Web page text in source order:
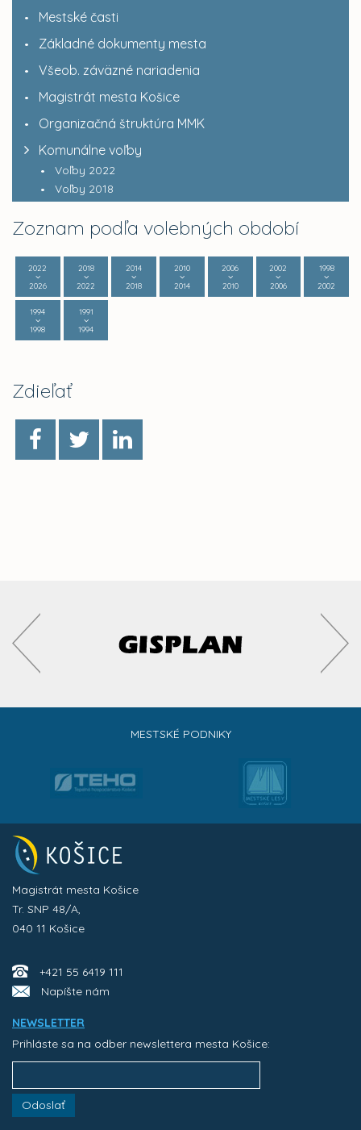
Mestské časti
Základné dokumenty mesta
Všeob. záväzné nariadenia
Magistrát mesta Košice
Organizačná štruktúra MMK
Komunálne voľby
Voľby 2022
Voľby 2018
Zoznam podľa volebných období
2022
2026
2018
2022
2014
2018
2010
2014
2006
2010
2002
2006
1998
2002
1994
1998
1991
1994
Zdieľať
MESTSKÉ PODNIKY
Magistrát mesta Košice
Tr. SNP 48/A,
040 11 Košice
+421 55 6419 111
Napíšte nám
NEWSLETTER
Prihláste sa na odber newslettera mesta Košice:
Odoslať